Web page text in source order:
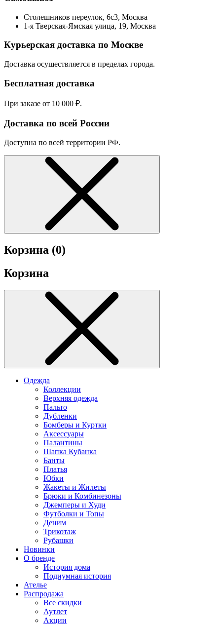
Столешников переулок, 6с3, Москва
1-я Тверская-Ямская улица, 19, Москва
Курьерская доставка по Москве
Доставка осуществляется в пределах города.
Бесплатная доставка
При заказе от 10 000 ₽.
Доставка по всей России
Доступна по всей территории РФ.
Корзина (0)
Корзина
Одежда
Коллекции
Верхняя одежда
Пальто
Дубленки
Бомберы и Куртки
Аксессуары
Палантины
Шапка Кубанка
Банты
Платья
Юбки
Жакеты и Жилеты
Брюки и Комбинезоны
Джемперы и Худи
Футболки и Топы
Деним
Трикотаж
Рубашки
Новинки
О бренде
История дома
Подиумная история
Ателье
Распродажа
Все скидки
Аутлет
Акции